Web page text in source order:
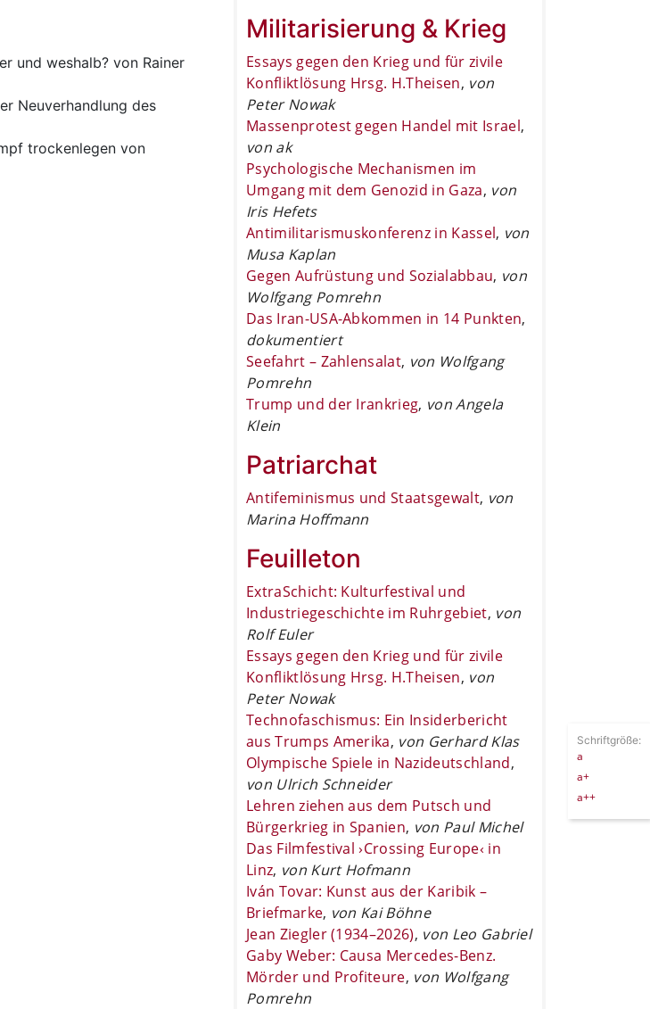
und weshalb? von Rainer
Neuverhandlung des
trockenlegen von
Militarisierung & Krieg
Essays gegen den Krieg und für zivile
Konfliktlösung Hrsg. H.Theisen, von
Peter Nowak
Massenprotest gegen Handel mit Israel,
von ak
Psychologische Mechanismen im
Umgang mit dem Genozid in Gaza, von
Iris Hefets
Antimilitarismuskonferenz in Kassel, von
Musa Kaplan
Gegen Aufrüstung und Sozialabbau, von
Wolfgang Pomrehn
Das Iran-USA-Abkommen in 14 Punkten,
dokumentiert
Seefahrt – Zahlensalat, von Wolfgang
Pomrehn
Trump und der Irankrieg, von Angela
Klein
Patriarchat
Antifeminismus und Staatsgewalt, von
Marina Hoffmann
Feuilleton
ExtraSchicht: Kulturfestival und
Industriegeschichte im Ruhrgebiet, von
Rolf Euler
Essays gegen den Krieg und für zivile
Konfliktlösung Hrsg. H.Theisen, von
Peter Nowak
Technofaschismus: Ein Insiderbericht
aus Trumps Amerika, von Gerhard Klas
Olympische Spiele in Nazideutschland,
von Ulrich Schneider
Lehren ziehen aus dem Putsch und
Bürgerkrieg in Spanien, von Paul Michel
Das Filmfestival ›Crossing Europe‹ in
Linz, von Kurt Hofmann
Iván Tovar: Kunst aus der Karibik –
Briefmarke, von Kai Böhne
Jean Ziegler (1934–2026), von Leo Gabriel
Gaby Weber: Causa Mercedes-Benz.
Mörder und Profiteure, von Wolfgang
Pomrehn
Schriftgröße:
a
a+
a++